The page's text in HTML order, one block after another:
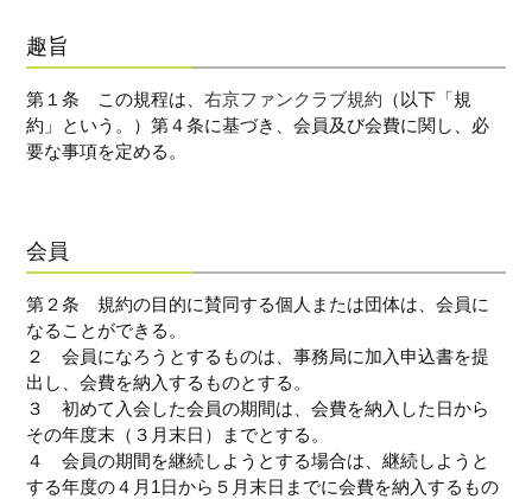
な
が
る
サ
イ
京
フ
ァ
ン
ラ
ね
と
趣旨
第１条 この規程は、右京ファンクラブ規約 （以下「規
約」という。）第４条に基づき、会員及び会費に関し、必
要な事項を定める。
会員
第２条 規約の目的に賛同する個人または団体は、会員に
なることができる。
２ 会員になろうとするものは、事務局に加入申込書を提
出し、会費を納入するものとする。
３ 初めて入会した会員の期間は、会費を納入した日から
その年度末（３月末日）までとする。
４ 会員の期間を継続しようとする場合は、継続しようと
する年度の４月1日から５月末日までに会費を納入するもの